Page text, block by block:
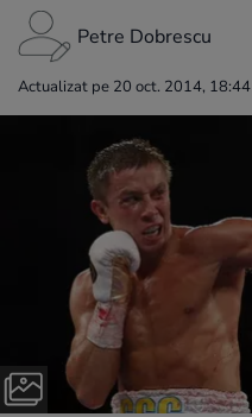
Petre Dobrescu
Actualizat pe 20 oct. 2014, 18:44